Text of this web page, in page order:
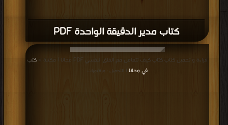
كتاب مدير الدقيقة الواحدة PDF
قراءة و تحميل كتاب كتاب كيف تتعامل مع القلق النفسي PDF مجانا | مكتبة >
كتب
في مجانا | التحميل : مرة/مرات